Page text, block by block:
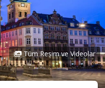
Tüm Resim ve Videolar